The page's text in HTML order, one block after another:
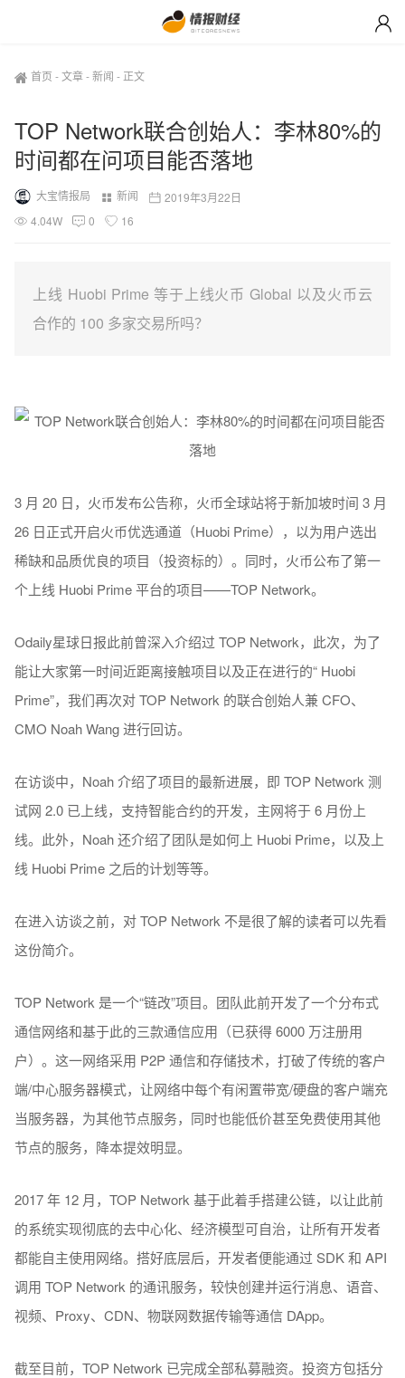
首页 -文章-新闻 - 正文
TOP Network联合创始人：李林80%的
时间都在问项目能否落地
大宝情报局 新闻
2019年3月22日
4.04W
0 16
上线 Huobi Prime 等于上线火币 Global 以及火币云
合作的 100 多家交易所吗？
3 月 20 日，火币发布公告称，火币全球站将于新加坡时间 3 月
26 日正式开启火币优选通道（Huobi Prime），以为用户选出
稀缺和品质优良的项目（投资标的）。同时，火币公布了第一
个上线 Huobi Prime 平台的项目——TOP Network。
Odaily星球日报此前曾深入介绍过 TOP Network，此次，为了
能让大家第一时间近距离接触项目以及正在进行的“ Huobi
Prime”，我们再次对 TOP Network 的联合创始人兼 CFO、
CMO Noah Wang 进行回访。
在访谈中，Noah 介绍了项目的最新进展，即 TOP Network 测
试网 2.0 已上线，支持智能合约的开发，主网将于 6 月份上
线。此外，Noah 还介绍了团队是如何上 Huobi Prime，以及上
线 Huobi Prime 之后的计划等等。
在进入访谈之前，对 TOP Network 不是很了解的读者可以先看
这份简介。
TOP Network 是一个“链改”项目。团队此前开发了一个分布式
通信网络和基于此的三款通信应用（已获得 6000 万注册用
户）。这一网络采用 P2P 通信和存储技术，打破了传统的客户
端/中心服务器模式，让网络中每个有闲置带宽/硬盘的客户端充
当服务器，为其他节点服务，同时也能低价甚至免费使用其他
节点的服务，降本提效明显。
2017 年 12 月，TOP Network 基于此着手搭建公链，以让此前
的系统实现彻底的去中心化、经济模型可自治，让所有开发者
都能自主使用网络。搭好底层后，开发者便能通过 SDK 和 API
调用 TOP Network 的通讯服务，较快创建并运行消息、语音、
视频、Proxy、CDN、物联网数据传输等通信 DApp。
截至目前，TOP Network 已完成全部私募融资。投资方包括分